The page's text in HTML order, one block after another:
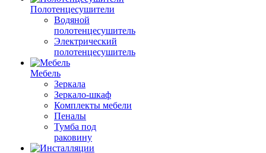
Полотенцесушители
Водяной
полотенцесушитель
Электрический
полотенцесушитель
Мебель
Зеркала
Зеркало-шкаф
Комплекты мебели
Пеналы
Тумба под
раковину